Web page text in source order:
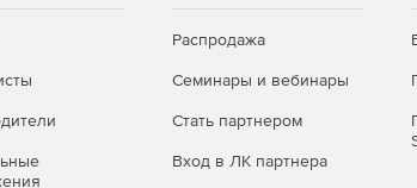
Распродажа
Семинары и вебинары
Стать партнером
Вход в ЛК партнера